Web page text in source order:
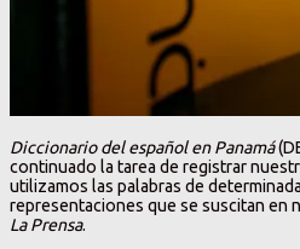
Diccionario del español en Panamá
continuado la tarea de registrar
utilizamos las palabras de
representaciones que se suscitan en
La Prensa.